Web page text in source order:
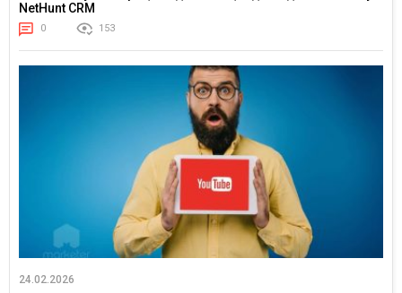
NetHunt CRM
0 153
24.02.2026